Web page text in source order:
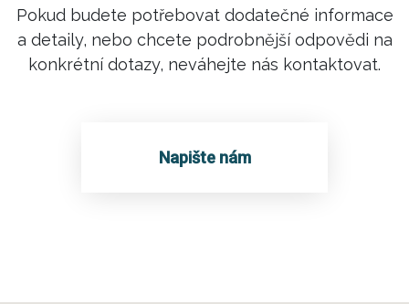
Pokud budete potřebovat dodatečné informace
a detaily, nebo chcete podrobnější odpovědi na
konkrétní dotazy, neváhejte nás kontaktovat.
Napište nám